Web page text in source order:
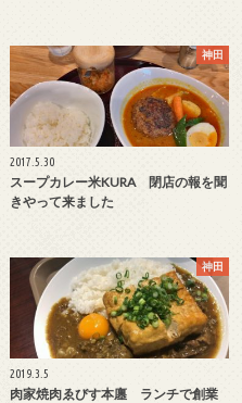
神田
2017.5.30
スープカレー米KURA 閉店の報を聞
きやって来ました
神田
2019.3.5
肉家焼肉ゑびす本廛 ランチで創業